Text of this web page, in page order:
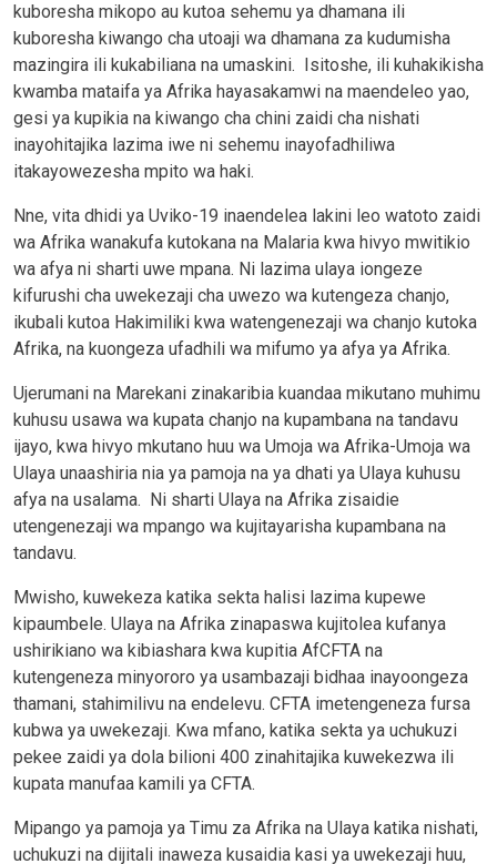
kuboresha mikopo au kutoa sehemu ya dhamana ili
kuboresha kiwango cha utoaji wa dhamana za kudumisha
mazingira ili kukabiliana na umaskini. Isitoshe, ili kuhakikisha
kwamba mataifa ya Afrika hayasakamwi na maendeleo yao,
gesi ya kupikia na kiwango cha chini zaidi cha nishati
inayohitajika lazima iwe ni sehemu inayofadhiliwa
itakayowezesha mpito wa haki.
Nne, vita dhidi ya Uviko-19 inaendelea lakini leo watoto zaidi
wa Afrika wanakufa kutokana na Malaria kwa hivyo mwitikio
wa afya ni sharti uwe mpana. Ni lazima ulaya iongeze
kifurushi cha uwekezaji cha uwezo wa kutengeza chanjo,
ikubali kutoa Hakimiliki kwa watengenezaji wa chanjo kutoka
Afrika, na kuongeza ufadhili wa mifumo ya afya ya Afrika.
Ujerumani na Marekani zinakaribia kuandaa mikutano muhimu
kuhusu usawa wa kupata chanjo na kupambana na tandavu
ijayo, kwa hivyo mkutano huu wa Umoja wa Afrika-Umoja wa
Ulaya unaashiria nia ya pamoja na ya dhati ya Ulaya kuhusu
afya na usalama. Ni sharti Ulaya na Afrika zisaidie
utengenezaji wa mpango wa kujitayarisha kupambana na
tandavu.
Mwisho, kuwekeza katika sekta halisi lazima kupewe
kipaumbele. Ulaya na Afrika zinapaswa kujitolea kufanya
ushirikiano wa kibiashara kwa kupitia AfCFTA na
kutengeneza minyororo ya usambazaji bidhaa inayoongeza
thamani, stahimilivu na endelevu. CFTA imetengeneza fursa
kubwa ya uwekezaji. Kwa mfano, katika sekta ya uchukuzi
pekee zaidi ya dola bilioni 400 zinahitajika kuwekezwa ili
kupata manufaa kamili ya CFTA.
Mipango ya pamoja ya Timu za Afrika na Ulaya katika nishati,
uchukuzi na dijitali inaweza kusaidia kasi ya uwekezaji huu,